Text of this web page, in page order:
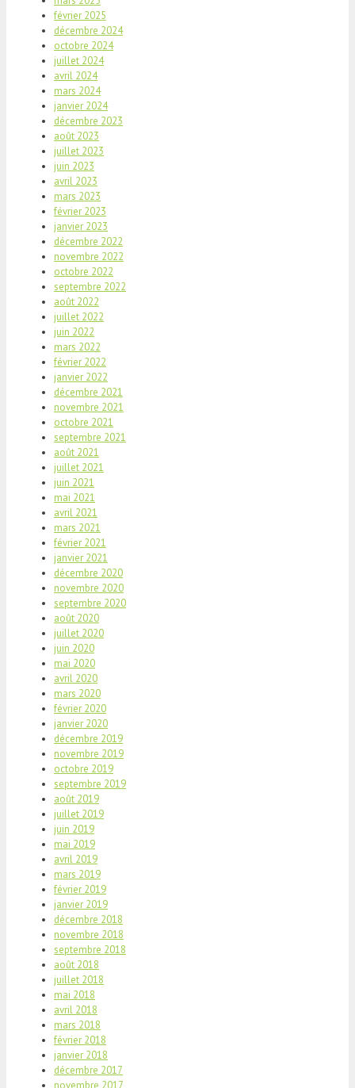
février 2025
décembre 2024
octobre 2024
juillet 2024
avril 2024
mars 2024
janvier 2024
décembre 2023
août 2023
juillet 2023
juin 2023
avril 2023
mars 2023
février 2023
janvier 2023
décembre 2022
novembre 2022
octobre 2022
septembre 2022
août 2022
juillet 2022
juin 2022
mars 2022
février 2022
janvier 2022
décembre 2021
novembre 2021
octobre 2021
septembre 2021
août 2021
juillet 2021
juin 2021
mai 2021
avril 2021
mars 2021
février 2021
janvier 2021
décembre 2020
novembre 2020
septembre 2020
août 2020
juillet 2020
juin 2020
mai 2020
avril 2020
mars 2020
février 2020
janvier 2020
décembre 2019
novembre 2019
octobre 2019
septembre 2019
août 2019
juillet 2019
juin 2019
mai 2019
avril 2019
mars 2019
février 2019
janvier 2019
décembre 2018
novembre 2018
septembre 2018
août 2018
juillet 2018
mai 2018
avril 2018
mars 2018
février 2018
janvier 2018
décembre 2017
novembre 2017